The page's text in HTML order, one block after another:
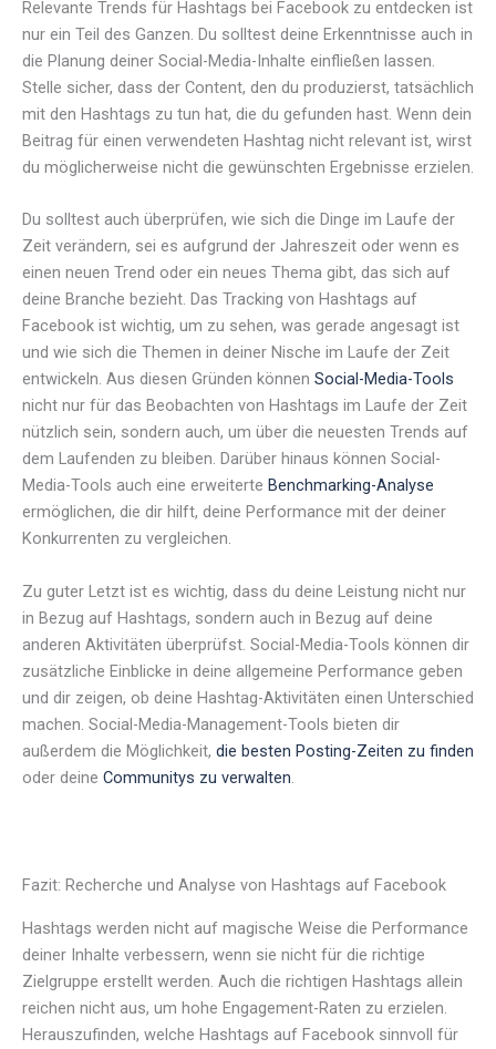
Relevante Trends für Hashtags bei Facebook zu entdecken ist
nur ein Teil des Ganzen. Du solltest deine Erkenntnisse auch in
die Planung deiner Social-Media-Inhalte einfließen lassen.
Stelle sicher, dass der Content, den du produzierst, tatsächlich
mit den Hashtags zu tun hat, die du gefunden hast. Wenn dein
Beitrag für einen verwendeten Hashtag nicht relevant ist, wirst
du möglicherweise nicht die gewünschten Ergebnisse erzielen.
Du solltest auch überprüfen, wie sich die Dinge im Laufe der
Zeit verändern, sei es aufgrund der Jahreszeit oder wenn es
einen neuen Trend oder ein neues Thema gibt, das sich auf
deine Branche bezieht. Das Tracking von Hashtags auf
Facebook ist wichtig, um zu sehen, was gerade angesagt ist
und wie sich die Themen in deiner Nische im Laufe der Zeit
entwickeln. Aus diesen Gründen können Social-Media-Tools
nicht nur für das Beobachten von Hashtags im Laufe der Zeit
nützlich sein, sondern auch, um über die neuesten Trends auf
dem Laufenden zu bleiben. Darüber hinaus können Social-
Media-Tools auch eine erweiterte Benchmarking-Analyse
ermöglichen, die dir hilft, deine Performance mit der deiner
Konkurrenten zu vergleichen.
Zu guter Letzt ist es wichtig, dass du deine Leistung nicht nur
in Bezug auf Hashtags, sondern auch in Bezug auf deine
anderen Aktivitäten überprüfst. Social-Media-Tools können dir
zusätzliche Einblicke in deine allgemeine Performance geben
und dir zeigen, ob deine Hashtag-Aktivitäten einen Unterschied
machen. Social-Media-Management-Tools bieten dir
außerdem die Möglichkeit, die besten Posting-Zeiten zu finden
oder deine Communitys zu verwalten.
Fazit: Recherche und Analyse von Hashtags auf Facebook
Hashtags werden nicht auf magische Weise die Performance
deiner Inhalte verbessern, wenn sie nicht für die richtige
Zielgruppe erstellt werden. Auch die richtigen Hashtags allein
reichen nicht aus, um hohe Engagement-Raten zu erzielen.
Herauszufinden, welche Hashtags auf Facebook sinnvoll für